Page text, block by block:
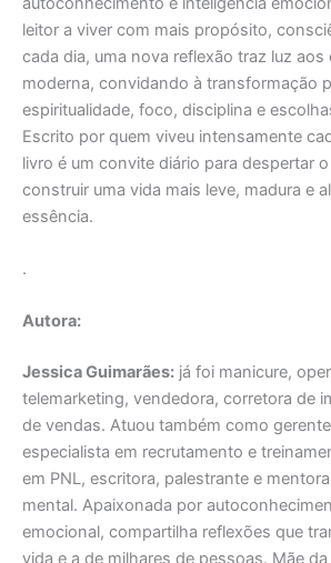
leitor a viver com mais propósito,
cada dia, uma nova reflexão traz luz aos
moderna, convidando à transformação
espiritualidade, foco, disciplina e
Escrito por quem viveu intensamente
livro é um convite diário para despertar
construir uma vida mais leve, madura e
essência.
.
Autora:
Jessica Guimarães: já foi manicure,
telemarketing, vendedora, corretora de
de vendas. Atuou também como
especialista em recrutamento e
em PNL, escritora, palestrante e
mental. Apaixonada por
emocional, compartilha reflexões que
vida e a de milhares de pessoas. Mãe